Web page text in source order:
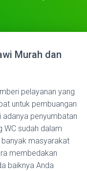
Murah dan
pelayanan yang
untuk pembuangan
adanya penyumbatan
WC sudah dalam
banyak masyarakat
membedakan
baiknya Anda